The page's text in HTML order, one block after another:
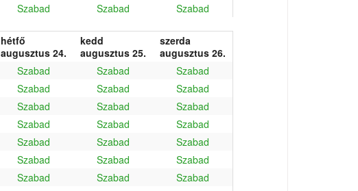
Szabad Szabad Szabad
hétfő
augusztus 24.
kedd
augusztus 25.
szerda
augusztus 26.
Szabad Szabad
Szabad
Szabad Szabad
Szabad
Szabad Szabad
Szabad
Szabad Szabad
Szabad
Szabad Szabad
Szabad
Szabad Szabad
Szabad
Szabad Szabad
Szabad